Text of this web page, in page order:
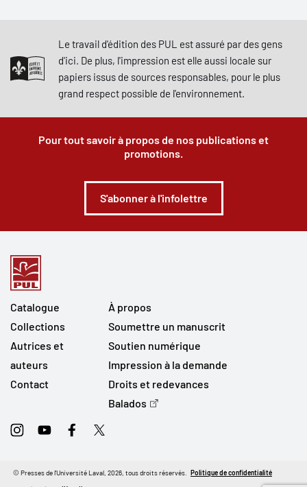
Le travail d'édition des PUL est assuré par des gens
d'ici. De plus, l'impression est elle aussi locale sur
papiers issus de sources responsables, pour le plus
grand respect possible de l'environnement.
Pour tout savoir à propos de nos publications et
promotions.
S'abonner à l'infolettre
Catalogue
Collections
Autrices et
auteurs
Contact
À propos
Soumettre un manuscrit
Soutien numérique
Impression à la demande
Droits et redevances
Balados
InstagramYoutubeFacebookTwitter
© Presses de l'Université Laval, 2026, tous droits réservés. Politique de confidentialité